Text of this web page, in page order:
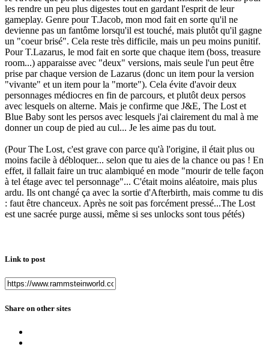
les rendre un peu plus digestes tout en gardant l'esprit de leur
gameplay. Genre pour T.Jacob, mon mod fait en sorte qu'il ne
devienne pas un fantôme lorsqu'il est touché, mais plutôt qu'il gagne
un "coeur brisé". Cela reste très difficile, mais un peu moins punitif.
Pour T.Lazarus, le mod fait en sorte que chaque item (boss, treasure
room...) apparaisse avec "deux" versions, mais seule l'un peut être
prise par chaque version de Lazarus (donc un item pour la version
"vivante" et un item pour la "morte"). Cela évite d'avoir deux
personnages médiocres en fin de parcours, et plutôt deux persos
avec lesquels on alterne. Mais je confirme que J&E, The Lost et
Blue Baby sont les persos avec lesquels j'ai clairement du mal à me
donner un coup de pied au cul... Je les aime pas du tout.
(Pour The Lost, c'est grave con parce qu'à l'origine, il était plus ou
moins facile à débloquer... selon que tu aies de la chance ou pas ! En
effet, il fallait faire un truc alambiqué en mode "mourir de telle façon
à tel étage avec tel personnage"... C'était moins aléatoire, mais plus
ardu. Ils ont changé ça avec la sortie d'Afterbirth, mais comme tu dis
: faut être chanceux. Après ne soit pas forcément pressé...The Lost
est une sacrée purge aussi, même si ses unlocks sont tous pétés)
Link to post
Share on other sites